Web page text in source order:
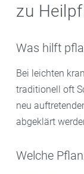
zu
Was hilft
Bei leichten
traditionell oft
neu
abgeklärt
Welche